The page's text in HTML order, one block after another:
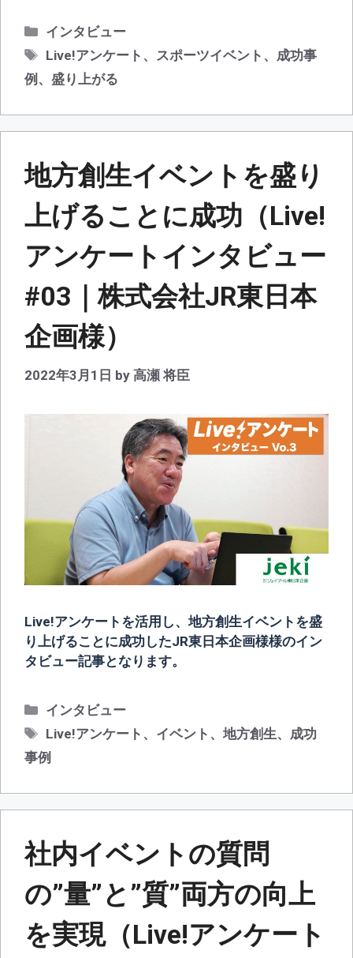
カ
テ
リ
インタビュー
タ
グ
Live!アンケート 、 スポーツイベント 、 成功事
例 、 盛り上がる
地方創生イベントを盛り
上げることに成功（Live!
アンケートインタビュー
#03｜株式会社JR東日本
企画様）
2022年3月1日 by 高瀬 将臣
Live!アンケートを活用し、地方創生イベントを盛
り上げることに成功したJR東日本企画様様のイン
タビュー記事となります。
カ
テ
リ
インタビュー
タ
グ
Live!アンケート 、 イベント 、地方創生、 成功
事例
社内イベントの質問
の”量”と”質”両方の向上
を実現（Live!アンケート